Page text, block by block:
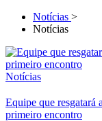
Notícias >
Notícias
Notícias
Equipe que resgatará
primeiro encontro